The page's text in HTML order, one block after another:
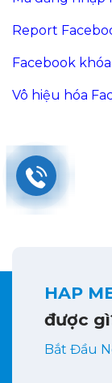
Report
Facebook
Vô hiệu hóa
HAP
được
Bắt Đầu